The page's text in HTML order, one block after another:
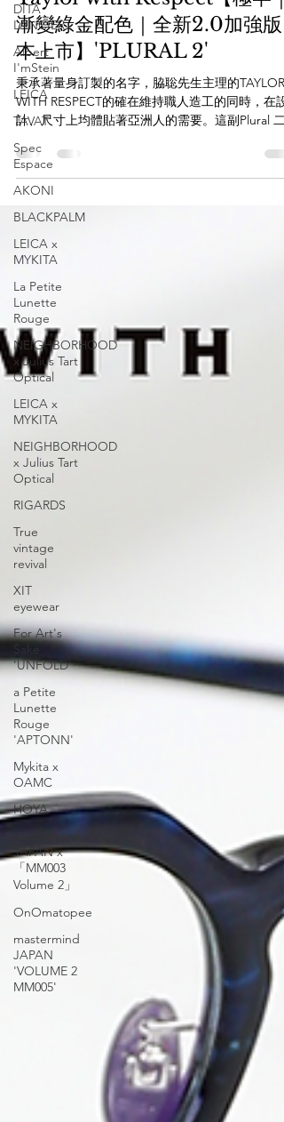
DITA
LANCIER
Albert
I'mStein
LEICA
TAVAT
Spec
Espace
AKONI
BLACKPALM
LEICA x
MYKITA
La Petite
Lunette
Rouge
NEIGHBORHOOD
x Julius Tart
Optical
LEICA x
MYKITA
NEIGHBORHOOD
x Julius Tart
Optical
RIGARDS
True
vintage
revival
XIT
eyewear
For Art's
'UNFOLD'
a Petite
Lunette
Rouge
'APTONN'
Mykita x
OAMC
HOYA
mastermind
JAPAN x
「MM003
Volume 2」
OnOmatopee
mastermind
JAPAN
'VOLUME 2
MM005'
Taylor with Respect【極罕｜
漸變綠金配色｜全新2.0加強版
本上市】'PLURAL 2'
秉承著量身訂製的名字，脇聡先生主理的TAYLOR
WITH RESPECT的確在維持職人造工的同時，在設
計、尺寸上均體貼著亞洲人的需要。這副Plural 二
目版本便採用壓制輪圈和獨特的鼻樑架設計，看似
雷同中金的設計但換上整副金屬製作，然而卻用上
同之外，其獨有綠金漸變配色亦有夠經典。其他品
牌模仿不了的效果。 Size:48□20-144 透過
WHATSAPP即時向店員查詢：
https://wa.me/85256206685 【the WAREHOUSE
optic 日本手造眼鏡專門店】
www.thewarehouse.com.hk
www.facebook.com/theWAREHOUSEoptic
www.instagram.com/the_WAREHOUSE_optic 銅
灣店： 銅鑼灣白沙道18號一樓 電話：2882 5488 尖
電話：3575 9557 旺角店： 旺角登打士街仁安大廈
下，鋪號：23號A鋪(商場外圍，面向登打